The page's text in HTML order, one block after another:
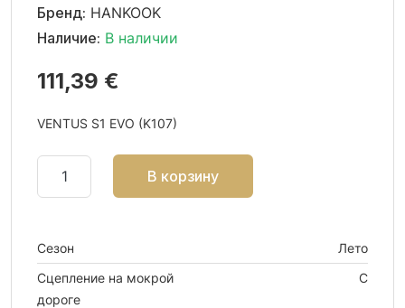
Бренд: HANKOOK
Наличие: В наличии
111,39 €
VENTUS S1 EVO (K107)
В корзину
Сезон
Лето
Сцепление на мокрой
дороге
C